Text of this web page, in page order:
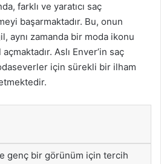
farklı ve yaratıcı saç
başarmaktadır. Bu, onun
aynı zamanda bir moda ikonu
Aslı Enver’in saç
için sürekli bir ilham
genç bir görünüm için tercih